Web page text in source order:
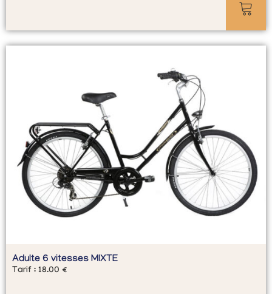
Adulte 6 vitesses MIXTE
Tarif : 18.00 €